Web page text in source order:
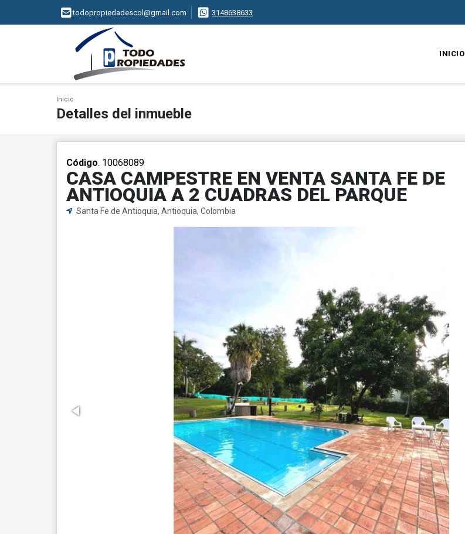
todopropiedadescol@gmail.com 3148638633
INICIO
Inicio
Detalles del inmueble
Código. 10068089
CASA CAMPESTRE EN VENTA SANTA FE DE
ANTIOQUIA A 2 CUADRAS DEL PARQUE
Santa Fe de Antioquia, Antioquia, Colombia